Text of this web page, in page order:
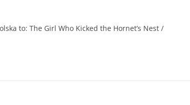
to: The Girl Who Kicked the Hornet’s Nest /